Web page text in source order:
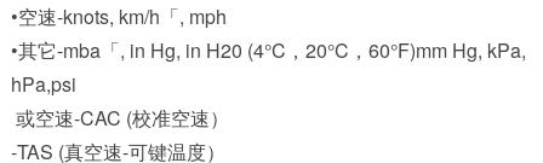
•空速-knots, km/h「, mph
•其它-mba「, in Hg, in H20 (4°C，20°C，60°F)mm Hg, kPa,
hPa,psi
或空速-CAC (校准空速）
-TAS (真空速-可键温度）